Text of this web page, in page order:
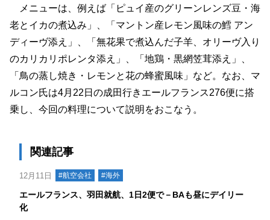
メニューは、例えば「ピュイ産のグリーンレンズ豆・海
老とイカの煮込み」、「マントン産レモン風味の鱈 アン
ディーヴ添え」、「無花果で煮込んだ子羊、オリーヴ入り
のカリカリポレンタ添え」、「地鶏・黒網笠茸添え」、
「鳥の蒸し焼き・レモンと花の蜂蜜風味」など。なお、マ
ルコン氏は4月22日の成田行きエールフランス276便に搭
乗し、今回の料理について説明をおこなう。
関連記事
12月11日 #航空会社 #海外
エールフランス、羽田就航、1日2便で－BAも昼にデイリー
化